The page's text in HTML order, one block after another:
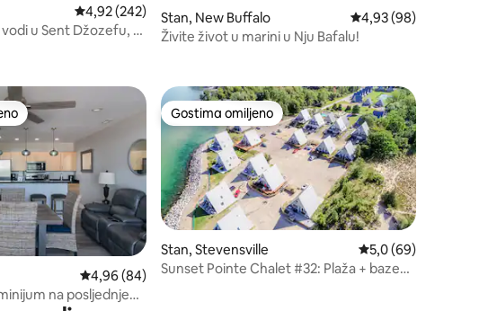
122 Prosečna ocena 4,92 od 5, utisaka: 242
4,92 (242)
u Sent Džozefu, 2
Stan, New Buffalo Prosečna ocena 4,93
4,93 (98)
Živite život u marini u Nju Bafalu!
24
gostima omiljenim
Prosečna ocena 4,96 od 5, utisaka: 84
4,96 (84)
na posljednjem
Gostima omiljeno
Gostima omiljeno
Stan, Stevensville Prosečna ocena 5,0
5,0 (69)
Sunset Pointe Chalet #32: Plaža + bazen+